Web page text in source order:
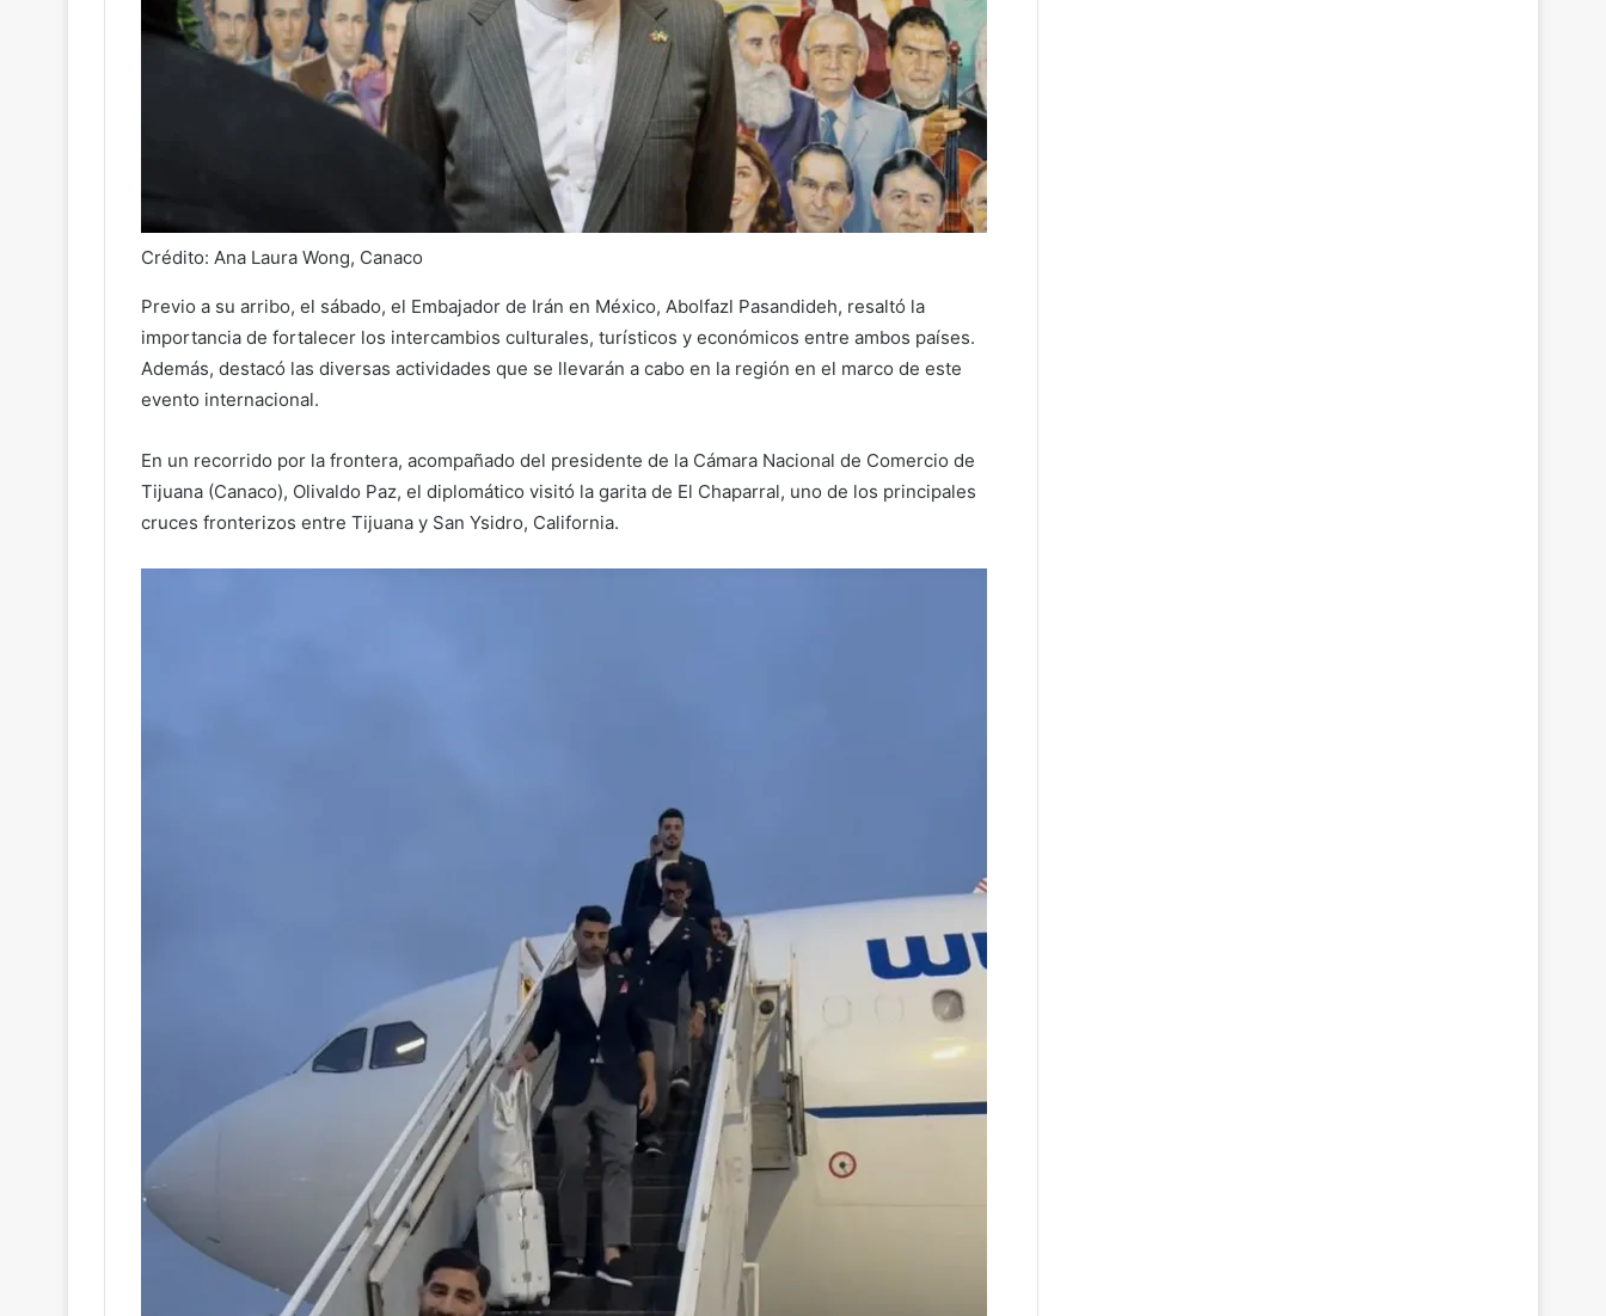
Crédito: Ana Laura Wong, Canaco
Previo a su arribo, el sábado, el Embajador de Irán en México, Abolfazl Pasandideh, resaltó la
importancia de fortalecer los intercambios culturales, turísticos y económicos entre ambos países.
Además, destacó las diversas actividades que se llevarán a cabo en la región en el marco de este
evento internacional.
En un recorrido por la frontera, acompañado del presidente de la Cámara Nacional de Comercio de
Tijuana (Canaco), Olivaldo Paz, el diplomático visitó la garita de El Chaparral, uno de los principales
cruces fronterizos entre Tijuana y San Ysidro, California.